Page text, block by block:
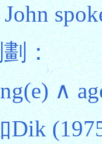
John
：
∧